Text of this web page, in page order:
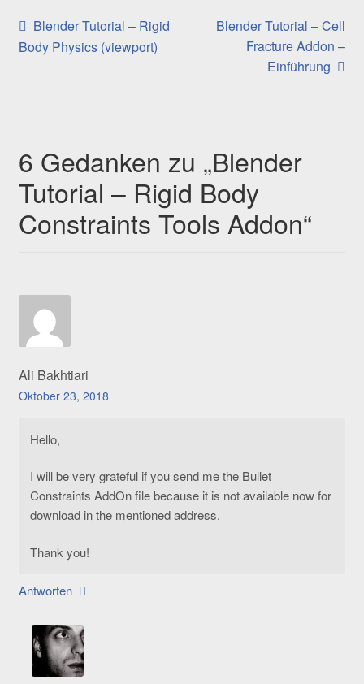
Beitragsnavigation
Vorheriger
Beitrag:
Blender Tutorial – Rigid
Body Physics (viewport)
Nächster
Beitrag:
Blender Tutorial – Cell
Fracture Addon –
Einführung
6 Gedanken zu „Blender
Tutorial – Rigid Body
Constraints Tools Addon“
Ali Bakhtiari
Oktober 23, 2018
Hello,
I will be very grateful if you send me the Bullet
Constraints AddOn file because it is not available now for
download in the mentioned address.
Thank you!
Antworten